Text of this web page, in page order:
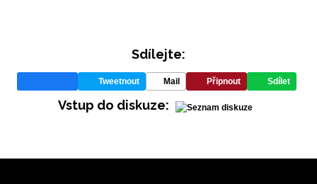
REDAKCE
Sdílejte:
Tweetnout Mail Připnout Sdílet
Vstup do diskuze: